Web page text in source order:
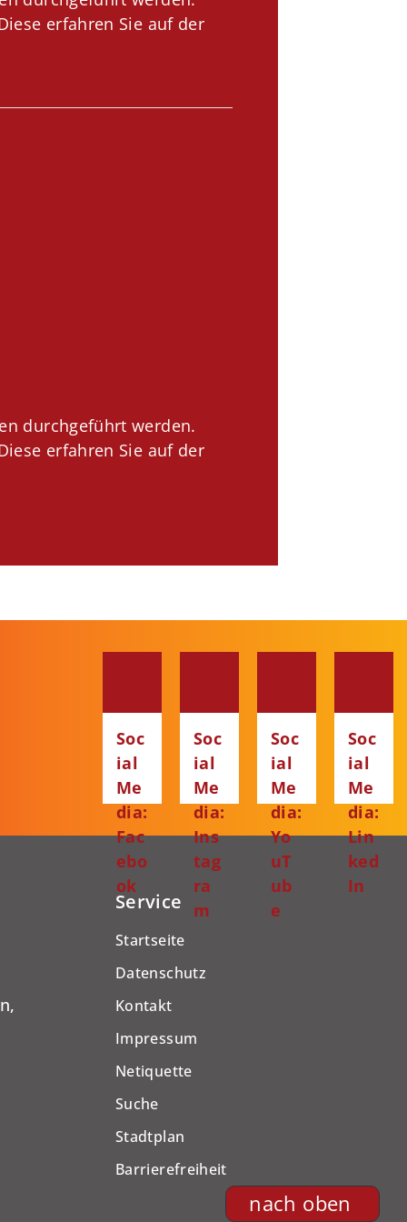
erfahren Sie auf der
durchgeführt werden.
erfahren Sie auf der
nach oben
Soc
ial
Me
dia:
Fac
ebo
ok
Soc
ial
Me
dia:
Ins
tag
ra
m
Soc
ial
Me
dia:
Yo
uT
ub
e
Soc
ial
Me
dia:
Lin
ked
In
Service
Startseite
Datenschutz
Kontakt
Impressum
Netiquette
Suche
Stadtplan
Barrierefreiheit